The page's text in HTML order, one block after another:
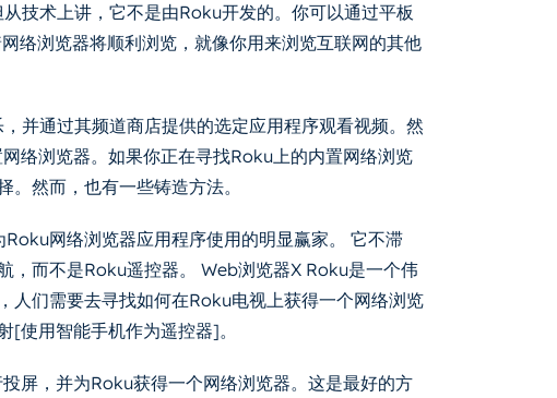
技术上讲，它不是由Roku开发的。你可以通过平板
络浏览器将顺利浏览，就像你用来浏览互联网的其他
并通过其频道商店提供的选定应用程序观看视频。然
络浏览器。如果你正在寻找Roku上的内置网络浏览
然而，也有一些铸造方法。
网络浏览器应用程序使用的明显赢家。 它不滞
，而不是Roku遥控器。 Web浏览器X Roku是一个伟
人们需要去寻找如何在Roku电视上获得一个网络浏览
[使用智能手机作为遥控器]。
屏，并为Roku获得一个网络浏览器。这是最好的方